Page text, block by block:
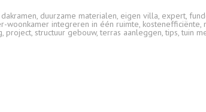
dakramen, duurzame materialen, eigen villa, expert,
woonkamer integreren in één ruimte, kostenefficiënte,
, project, structuur gebouw,terras aanleggen,tips,tuin